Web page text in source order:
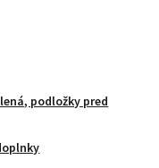
podložky pred